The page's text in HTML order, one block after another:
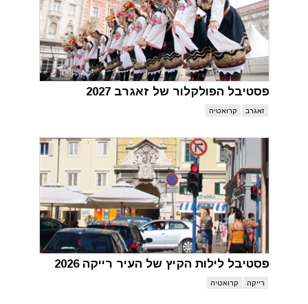
פסטיבל הפולקלור של זאגרב 2027
זאגרב קרואטיה
פסטיבל לילות הקיץ של העיר רייקה 2026
רייקה קרואטיה